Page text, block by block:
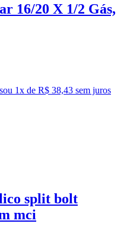
16/20 X 1/2 Gás,
ou 1x de R$ 38,43 sem juros
split bolt
mci